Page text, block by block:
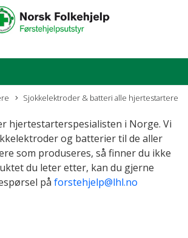
Sjokkelektroder & batteri alle hjertestartere
hjertestarterspesialisten i Norge. Vi
og batterier til de aller
som produseres, så finner du ikke
du leter etter, kan du gjerne
på forstehjelp@lhl.no